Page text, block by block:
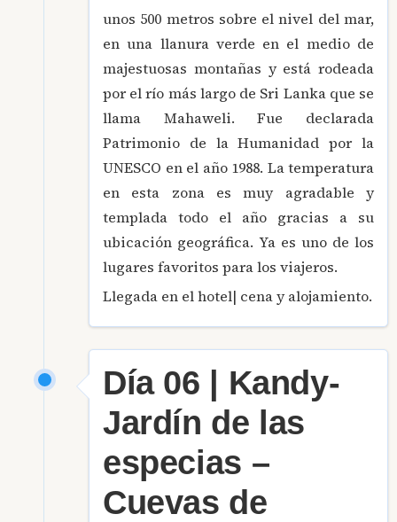
unos 500 metros sobre el nivel del mar,
en una llanura verde en el medio de
majestuosas montañas y está rodeada
por el río más largo de Sri Lanka que se
llama Mahaweli. Fue declarada
Patrimonio de la Humanidad por la
UNESCO en el año 1988. La temperatura
en esta zona es muy agradable y
templada todo el año gracias a su
ubicación geográfica. Ya es uno de los
lugares favoritos para los viajeros.
Llegada en el hotel| cena y alojamiento.
Día 06 | Kandy-
Jardín de las
especias –
Cuevas de